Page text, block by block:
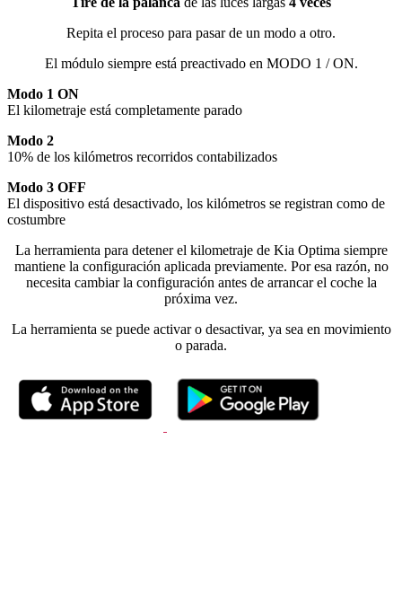
Repita el proceso para pasar de un modo a otro.
El módulo siempre está preactivado en MODO 1 / ON.
Modo 1 ON
El kilometraje está completamente parado
Modo 2
10% de los kilómetros recorridos contabilizados
Modo 3 OFF
El dispositivo está desactivado, los kilómetros se registran como de
costumbre
La herramienta para detener el kilometraje de Kia Optima siempre
mantiene la configuración aplicada previamente. Por esa razón, no
necesita cambiar la configuración antes de arrancar el coche la
próxima vez.
La herramienta se puede activar o desactivar, ya sea en movimiento
o parada.